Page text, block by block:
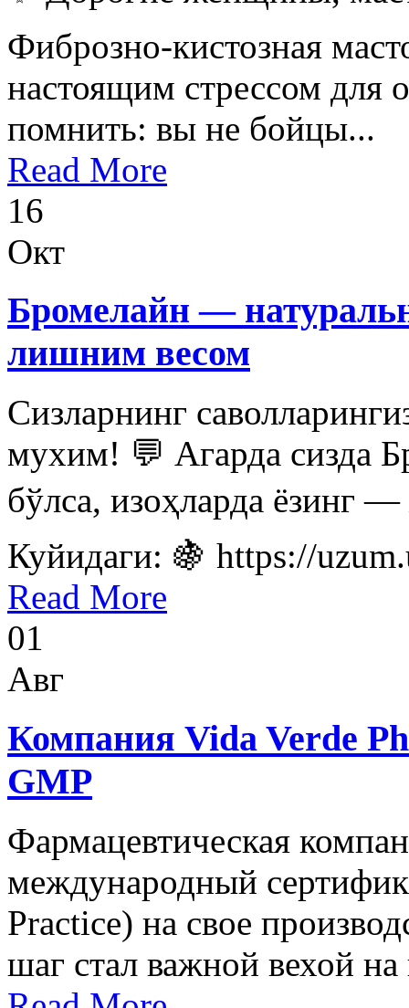
Фиброзно-кистозная
настоящим стрессом для
помнить: вы не бойцы...
Read More
16
Окт
Бромелайн —
лишним весом
Сизларнинг
мухим! 💬 Агарда сизда
бўлса, изоҳларда ёзинг
Куйидаги: 🍇 https://
Read More
01
Авг
Компания Vida Verde
GMP
Фармацевтическая
международный
Practice) на свое
шаг стал важной вехой